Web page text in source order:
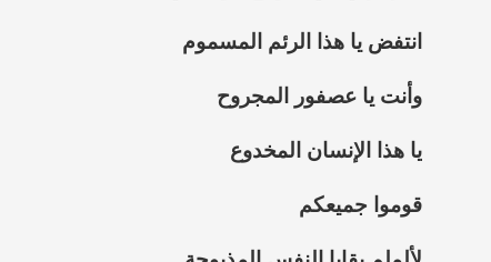
انتفض يا هذا الرئم المسموم
وأنت يا عصفور المجروح
يا هذا الإنسان المخدوع
قوموا جميعكم